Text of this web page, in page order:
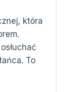
która
To